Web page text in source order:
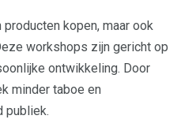
kopen, maar ook
workshops zijn gericht op
ontwikkeling. Door
minder taboe en
publiek.